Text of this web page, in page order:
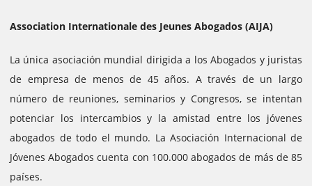
Association Internationale des Jeunes Abogados (AIJA)
La única asociación mundial dirigida a los Abogados y juristas
de empresa de menos de 45 años. A través de un largo
número de reuniones, seminarios y Congresos, se intentan
potenciar los intercambios y la amistad entre los jóvenes
abogados de todo el mundo. La Asociación Internacional de
Jóvenes Abogados cuenta con 100.000 abogados de más de 85
países.